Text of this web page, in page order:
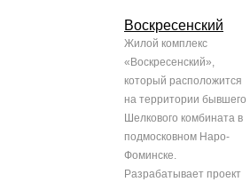
Воскресенский
Жилой комплекс
«Воскресенский»,
который расположится
на территории бывшего
Шелкового комбината в
подмосковном Наро-
Фоминске.
Разрабатывает проект